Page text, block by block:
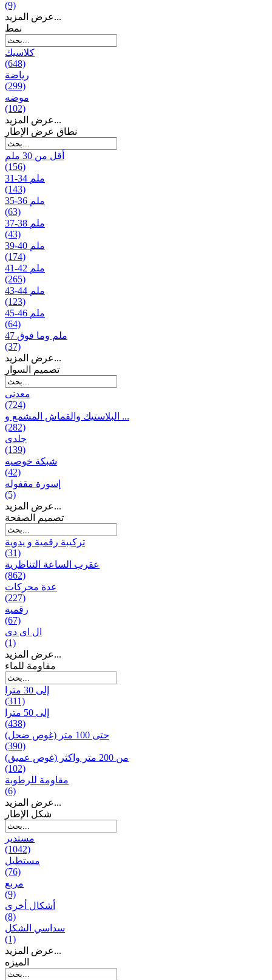
(9)
عرض المزيد...
نمط
كلاسيك
(648)
رياضة
(299)
موضه
(102)
عرض المزيد...
نطاق عرض الإطار
أقل من 30 ملم
(156)
31-34 ملم
(143)
35-36 ملم
(63)
37-38 ملم
(43)
39-40 ملم
(174)
41-42 ملم
(265)
43-44 ملم
(123)
45-46 ملم
(64)
47 ملم وما فوق
(37)
عرض المزيد...
تصمیم السوار
معدنی
(724)
البلاستيك والقماش المشمع و ...
(282)
جلدی
(139)
شبكة خوصیه
(42)
إسورة مقفوله
(5)
عرض المزيد...
تصميم الصفحة
تركيبة رقمية و يدوية
(31)
عقرب الساعة التناظرية
(862)
عدة محركات
(227)
رقمية
(67)
ال ای دی
(1)
عرض المزيد...
مقاومة للماء
إلى 30 مترا
(311)
إلى 50 مترا
(438)
حتى 100 متر (غوص ضحل)
(390)
من 200 متر واکثر (غوص عميق)
(102)
مقاومة للرطوبة
(6)
عرض المزيد...
شكل الإطار
مستدير
(1042)
مستطيل
(76)
مربع
(9)
أشكال أخرى
(8)
سداسي الشكل
(1)
عرض المزيد...
المیزه